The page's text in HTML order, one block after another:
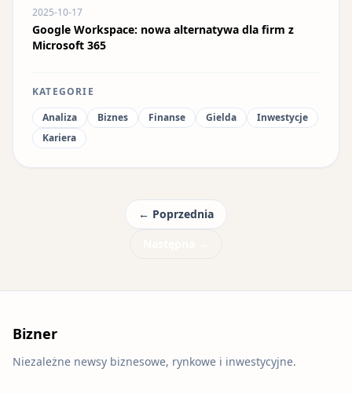
2025-10-17
Google Workspace: nowa alternatywa dla firm z
Microsoft 365
KATEGORIE
Analiza
Biznes Finanse Gielda
Inwestycje
Kariera
← Poprzednia
Bizner
Niezależne newsy biznesowe, rynkowe i inwestycyjne.